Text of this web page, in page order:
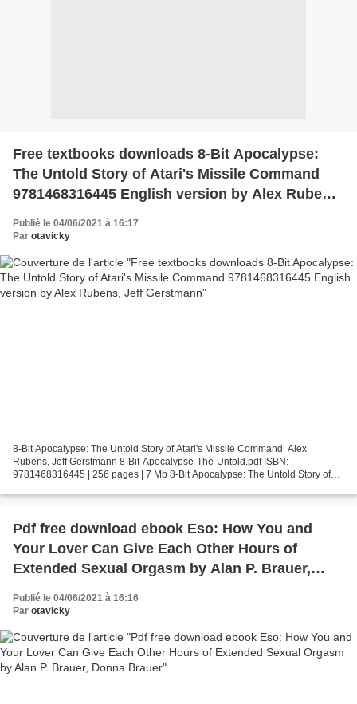
Free textbooks downloads 8-Bit Apocalypse:
The Untold Story of Atari's Missile Command
9781468316445 English version by Alex Rubens,
Publié le 04/06/2021 à 16:17
Par otavicky
8-Bit Apocalypse: The Untold Story of Atari's Missile Command. Alex
Rubens, Jeff Gerstmann 8-Bit-Apocalypse-The-Untold.pdf ISBN:
9781468316445 | 256 pages | 7 Mb 8-Bit Apocalypse: The Untold Story of
Pdf free download ebook Eso: How You and
Your Lover Can Give Each Other Hours of
Extended Sexual Orgasm by Alan P. Brauer,
Donna Brauer
Publié le 04/06/2021 à 16:16
Par otavicky